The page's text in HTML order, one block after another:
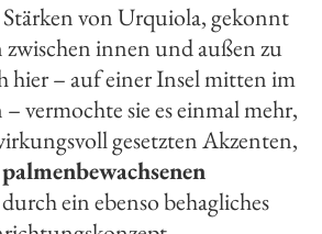
Stärken von Urquiola, gekonnt
innen und außen zu
hier – auf einer Insel mitten im
vermochte sie es einmal mehr,
gesetzten Akzenten,
durch ein ebenso behagliches